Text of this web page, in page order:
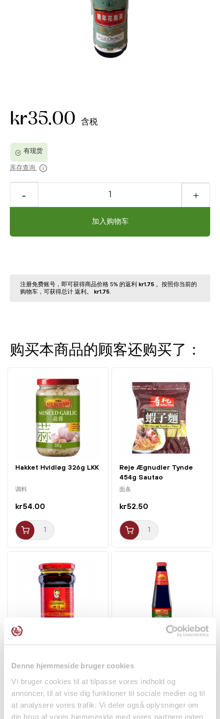
Denne hjemmeside bruger cookies
Vi bruger cookies til at tilpasse vores indhold og
annoncer, til at vise dig funktioner til sociale medier og til
at analysere vores trafik. Vi deler også oplysninger om
din brug af vores hjemmeside med vores partnere inden
注册免费账号，即可获得商品价格 5% 的返利 kr1.75 。按照你当前的
购物⻋，可获得总计 返利。
kr1.75.
kr35.00 含税
库存查询
加入购物车
购买本商品的顾客还购买了：
Hakket Hvidløg 326g LKK
调料
kr54.00
Reje Ægnudler Tynde
454g Sautao
面条
kr52.50
kr35.00